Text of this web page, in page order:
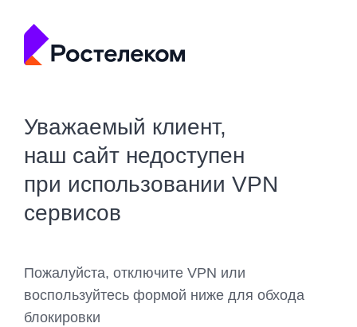
Уважаемый клиент,
наш сайт недоступен
при использовании VPN
сервисов
Пожалуйста, отключите VPN или
воспользуйтесь формой ниже для обхода
блокировки